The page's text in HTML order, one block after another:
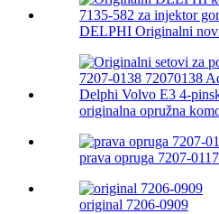
DELPHI Originalni
originalna opružna
prava opruga 7207-0117
original 7206-0909